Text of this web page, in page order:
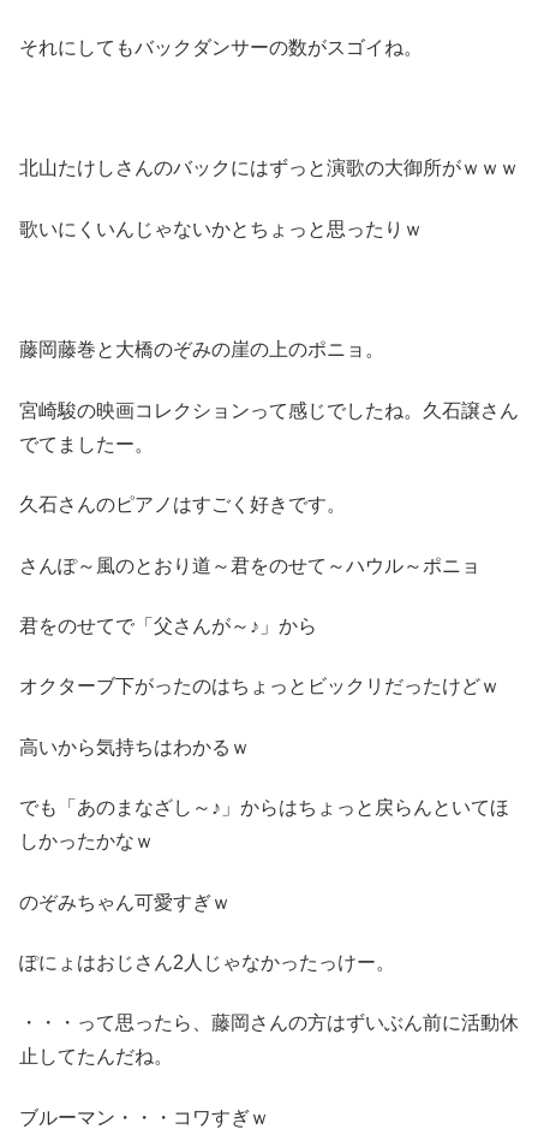
それにしてもバックダンサーの数がスゴイね。
北山たけしさんのバックにはずっと演歌の大御所がｗｗｗ
歌いにくいんじゃないかとちょっと思ったりｗ
藤岡藤巻と大橋のぞみの崖の上のポニョ。
宮崎駿の映画コレクションって感じでしたね。久石譲さん
でてましたー。
久石さんのピアノはすごく好きです。
さんぽ～風のとおり道～君をのせて～ハウル～ポニョ
君をのせてで「父さんが～♪」から
オクターブ下がったのはちょっとビックリだったけどｗ
高いから気持ちはわかるｗ
でも「あのまなざし～♪」からはちょっと戻らんといてほ
しかったかなｗ
のぞみちゃん可愛すぎｗ
ぽにょはおじさん2人じゃなかったっけー。
・・・って思ったら、藤岡さんの方はずいぶん前に活動休
止してたんだね。
ブルーマン・・・コワすぎｗ